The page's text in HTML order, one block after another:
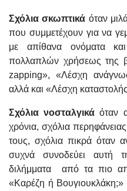
Σχόλια σκωπτικά όταν
που συμμετέχουν για να
με απίθανα ονόματα
πολλαπλών χρήσεως της
zapping», «Λέσχη
αλλά και «Λέσχη
Σχόλια νοσταλγικά όταν
χρόνια, σχόλια
τους, σχόλια πικρά όταν
συχνά συνοδεύει αυτή
διλήμματα από τα πιο
«Καρέζη ή